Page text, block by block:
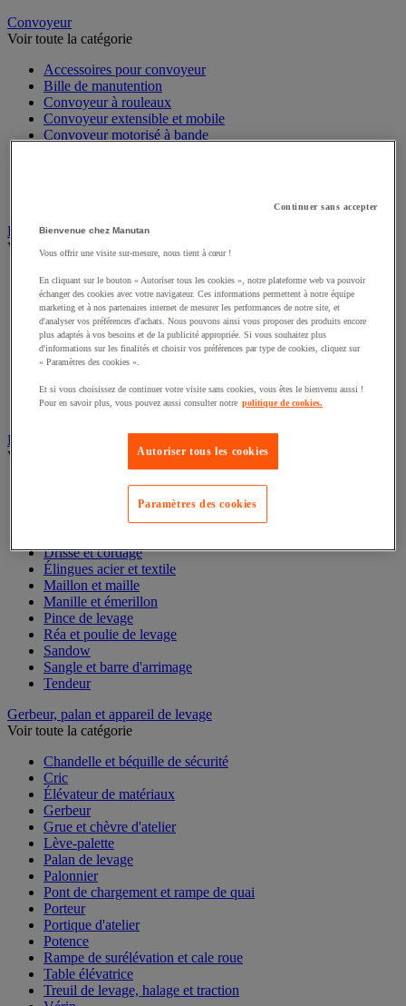
Convoyeur
Voir toute la catégorie
Accessoires pour convoyeur
Bille de manutention
Convoyeur à rouleaux
Convoyeur extensible et mobile
Convoyeur motorisé à bande
Diable
Voir toute la catégorie
Accessoires pour diable
Diable acier
Diable aluminium et inox
Diable charges hautes
Diable escalier
Diable pliant
Diable pour fûts
Diable spécifique
Élingue et accessoires de levage
Voir toute la catégorie
Anneau de levage
Chaîne en acier
Drisse et cordage
Élingues acier et textile
Maillon et maille
Manille et émerillon
Pince de levage
Réa et poulie de levage
Sandow
Sangle et barre d'arrimage
Tendeur
Gerbeur, palan et appareil de levage
Voir toute la catégorie
Chandelle et béquille de sécurité
Cric
Élévateur de matériaux
Gerbeur
Grue et chèvre d'atelier
Lève-palette
Palan de levage
Palonnier
Pont de chargement et rampe de quai
Porteur
Portique d'atelier
Potence
Rampe de surélévation et cale roue
Table élévatrice
Treuil de levage, halage et traction
Continuer sans accepter
Bienvenue chez Manutan
Vous offrir une visite sur-mesure, nous tient à cœur !
En cliquant sur le bouton « Autoriser tous les cookies », notre plateforme web va pouvoir
échanger des cookies avec votre navigateur. Ces informations permettent à notre équipe
marketing et à nos partenaires internet de mesurer les performances de notre site, et
d'analyser vos préférences d'achats. Nous pouvons ainsi vous proposer des produits encore
plus adaptés à vos besoins et de la publicité appropriée. Si vous souhaitez plus
d'informations sur les finalités et choisir vos préférences par type de cookies, cliquez sur
« Paramètres des cookies ».
Et si vous choisissez de continuer votre visite sans cookies, vous êtes le bienvenu aussi !
Pour en savoir plus, vous pouvez aussi consulter notre politique de cookies.
Autoriser tous les cookies
Paramètres des cookies